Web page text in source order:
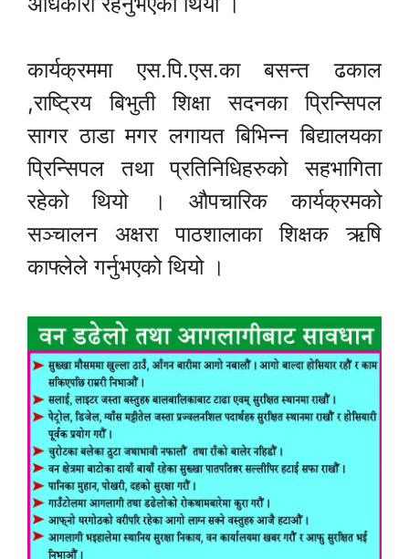
कार्यक्रममा एस.पि.एस.का बसन्त ढकाल
,राष्ट्रिय बिभुती शिक्षा सदनका प्रिन्सिपल
सागर ठाडा मगर लगायत बिभिन्न बिद्यालयका
प्रिन्सिपल तथा प्रतिनिधिहरुको सहभागिता
रहेको थियो । औपचारिक कार्यक्रमको
सञ्चालन अक्षरा पाठशालाका शिक्षक ऋषि
काफ्लेले गर्नुभएको थियो ।